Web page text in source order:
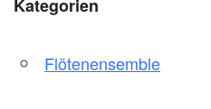
Kategorien
Flötenensemble